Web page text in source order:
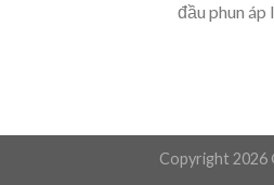
đầu phun áp
Copyright 2026